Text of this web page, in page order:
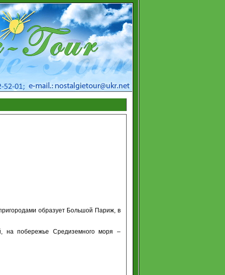
образует Большой Париж, в
на побережье Средиземного моря –